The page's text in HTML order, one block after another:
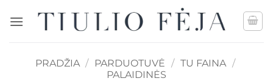
PRADŽIA / PARDUOTUVĖ / TU FAINA /
PALAIDINĖS